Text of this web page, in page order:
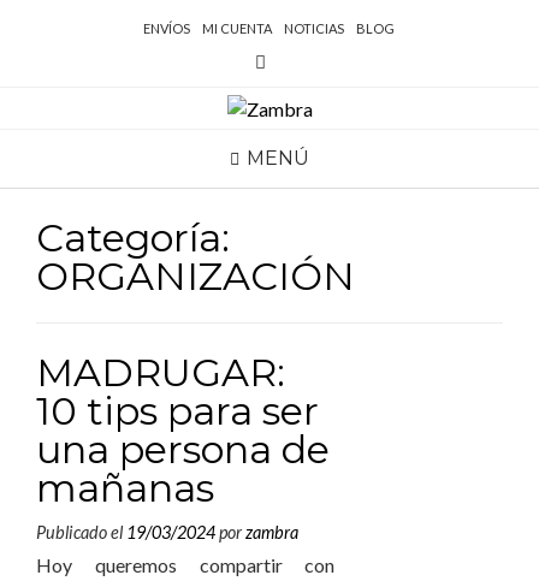
ENVÍOS MI CUENTA NOTICIAS BLOG
MENÚ
Categoría:
ORGANIZACIÓN
MADRUGAR:
10 tips para ser
una persona de
mañanas
Publicado el 19/03/2024porzambra
Hoy queremos compartir con